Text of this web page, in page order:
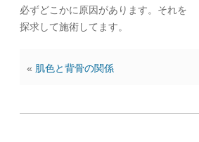
必ずどこかに原因があります。それを
探求して施術してます。
« 肌色と背骨の関係